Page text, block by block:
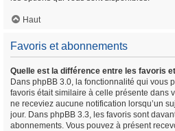
Haut
Favoris et abonnements
Quelle est la différence entre les favoris
Dans phpBB 3.0, la fonctionnalité qui vous
favoris était similaire à celle présente dans
ne receviez aucune notification lorsqu’un
jour. Dans phpBB 3.3, les favoris sont
abonnements. Vous pouvez à présent